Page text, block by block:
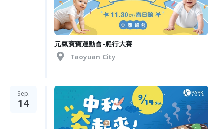
元氣寶寶運動會-爬行大賽
Taoyuan City
Sep.
14